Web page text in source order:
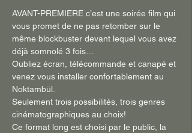
AVANT-PREMIERE c’est une soirée film qui
vous promet de ne pas retomber sur le
même blockbuster devant lequel vous avez
déjà somnolé 3 fois…
Oubliez écran, télécommande et canapé et
venez vous installer confortablement au
Noktambül.
Seulement trois possibilités, trois genres
cinématographiques au choix!
Ce format long est choisi par le public, la